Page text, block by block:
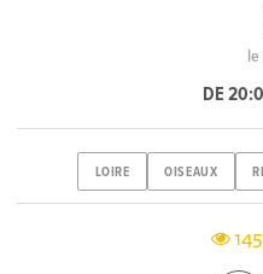
le
DE
LOIRE OISEAUX